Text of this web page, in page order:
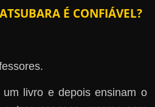
É CONFIÁVEL?
livro e depois ensinam o